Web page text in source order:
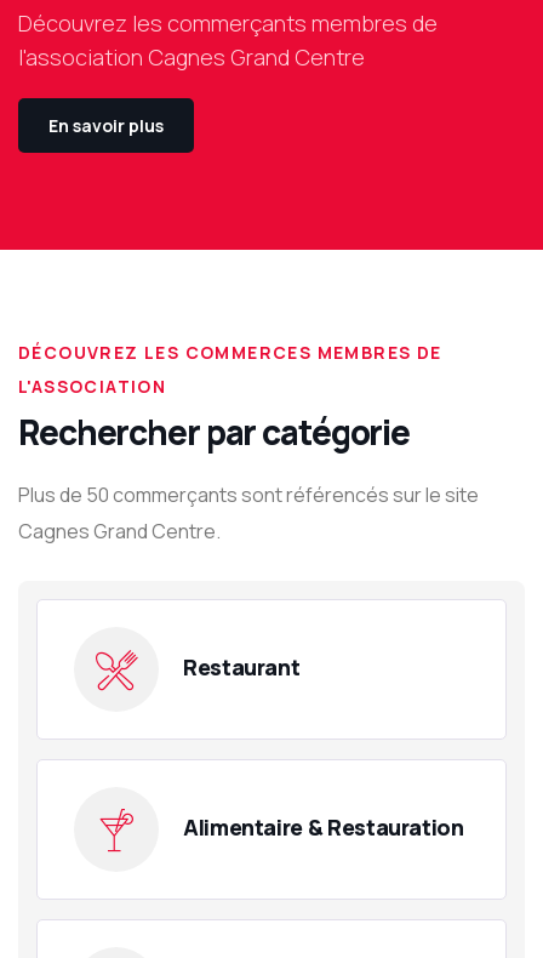
Découvrez les commerçants membres de
l'association Cagnes Grand Centre
En savoir plus
DÉCOUVREZ LES COMMERCES MEMBRES DE
L'ASSOCIATION
Rechercher par catégorie
Plus de 50 commerçants sont référencés sur le site
Cagnes Grand Centre.
Restaurant
Alimentaire & Restauration